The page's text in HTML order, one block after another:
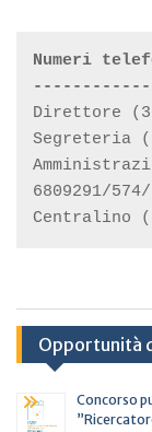
Numeri
Direttore
Segreteria
6809291/
Centralino
Opportunità
Concorso